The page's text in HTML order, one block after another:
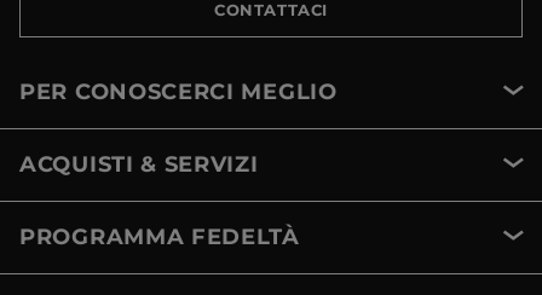
CONTATTACI
PER CONOSCERCI MEGLIO
ACQUISTI & SERVIZI
PROGRAMMA FEDELTÀ